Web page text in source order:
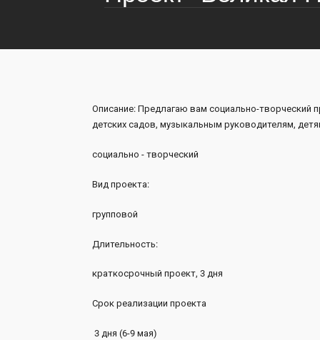
Описание: Предлагаю вам социально-творческий
детских садов, музыкальным руководителям,
социально - творческий
Вид проекта:
групповой
Длительность:
краткосрочный проект, 3 дня
Срок реализации проекта
3 дня (6-9 мая)